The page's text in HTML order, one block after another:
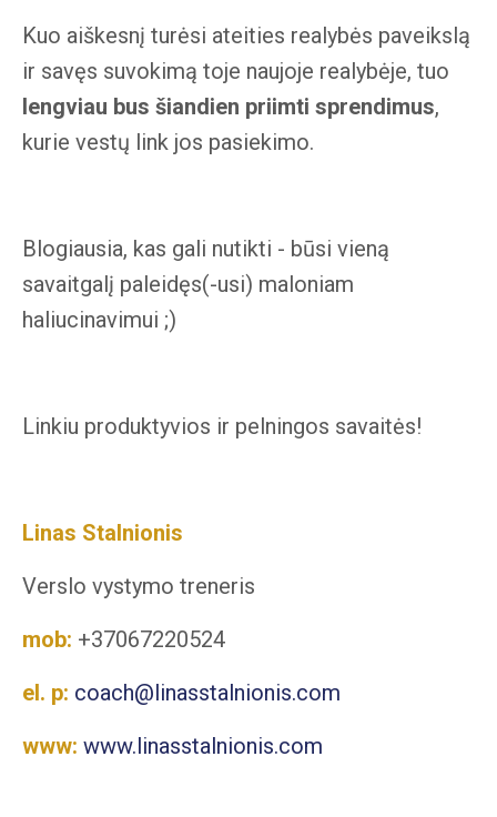
Kuo aiškesnį turėsi ateities realybės paveikslą
ir savęs suvokimą toje naujoje realybėje, tuo
lengviau bus šiandien priimti sprendimus,
kurie vestų link jos pasiekimo.
Blogiausia, kas gali nutikti - būsi vieną
savaitgalį paleidęs(-usi) maloniam
haliucinavimui ;)
Linkiu produktyvios ir pelningos savaitės!
Linas Stalnionis
Verslo vystymo treneris
mob: +37067220524
el. p: coach@linasstalnionis.com
www: www.linasstalnionis.com